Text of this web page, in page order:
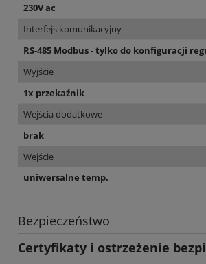
230V ac
Interfejs komunikacyjny
RS-485 Modbus - tylko do konfiguracji
Wyjście
1x przekaźnik
Wejścia dodatkowe
brak
Wejście
uniwersalne temp.
Bezpieczeństwo
Certyfikaty i ostrzeżenie